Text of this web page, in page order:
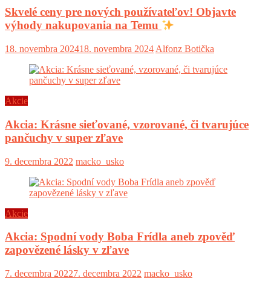
Skvelé ceny pre nových používateľov! Objavte
výhody nakupovania na Temu
18. novembra 202418. novembra 2024 Alfonz Botička
Akcie
Akcia: Krásne sieťované, vzorované, či tvarujúce
pančuchy v super zľave
9. decembra 2022 macko_usko
Akcie
Akcia: Spodní vody Boba Frídla aneb zpověď
zapovězené lásky v zľave
7. decembra 20227. decembra 2022 macko_usko